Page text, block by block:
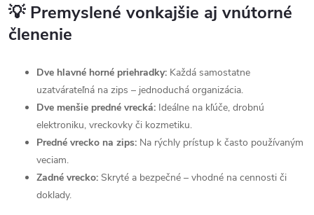
💡 Premyslené vonkajšie aj vnútorné
členenie
Dve hlavné horné priehradky: Každá samostatne
uzatvárateľná na zips – jednoduchá organizácia.
Dve menšie predné vrecká: Ideálne na kľúče, drobnú
elektroniku, vreckovky či kozmetiku.
Predné vrecko na zips: Na rýchly prístup k často používaným
veciam.
Zadné vrecko: Skryté a bezpečné – vhodné na cennosti či
doklady.